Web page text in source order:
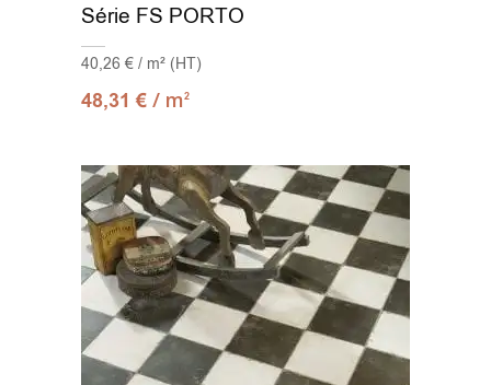
Série FS PORTO
40,26 € / m² (HT)
48,31€ / m2